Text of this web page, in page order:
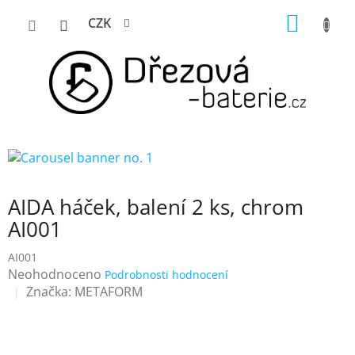
CZK
AIDA háček, balení 2 ks, chrom
AI001
AI001
Průměrné
hodnocení
Neohodnoceno Podrobnosti hodnocení
Značka: METAFORM